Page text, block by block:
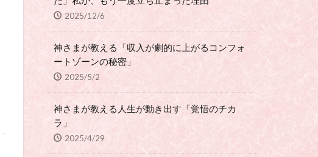
2025/12/6
神さまが教える「収入が劇的に上がるコンフォ
ートゾーンの秘密」
2025/5/2
神さまが教える人生が動き出す「覚悟のチカ
ラ」
2025/4/29